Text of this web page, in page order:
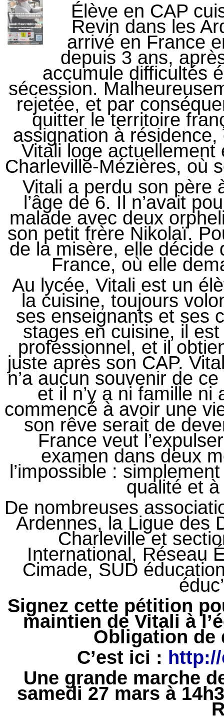
Élève en CAP
Revin dans les
arrivé en France
depuis 3 ans,
accumule difficultés
sécession.
rejetée, et par
quitter le territoire
assignation à
Vitali loge actuellement
Charleville-Mézières, où
Vitali a perdu son père
l’âge de 6. Il n’avait
malade avec deux
son petit frère Nikolaï.
de la misère, elle décide
France, où elle
Au lycée, Vitali est un
la cuisine, toujours
ses enseignants et ses
stages en cuisine, il
professionnel, et il
juste après son CAP.
n’a aucun souvenir de
et il n’y a ni famille ni
commencé à avoir une
son rêve serait de
France veut
examen dans deux
l’impossible :
qualité et
De nombreuses
Ardennes, la Ligue des
Charleville et
International, Réseau
Cimade, SUD
Signez cette pétition
maintien de Vitali à
Obligation
C’est ici :
Une grande marche
samedi 27 mars à